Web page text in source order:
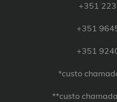
+351
+351
+351
*custo
**custo